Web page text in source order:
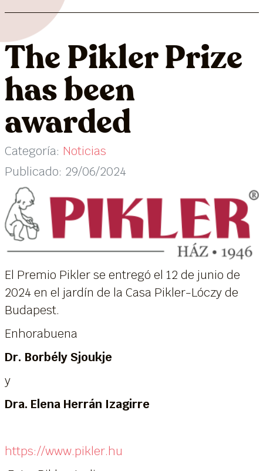
The Pikler Prize
has been
awarded
Categoría: Noticias
Publicado: 29/06/2024
El Premio Pikler se entregó el 12 de junio de
2024 en el jardín de la Casa Pikler-Lóczy de
Budapest.
Enhorabuena
Dr. Borbély Sjoukje
y
Dra. Elena Herrán Izagirre
https://www.pikler.hu